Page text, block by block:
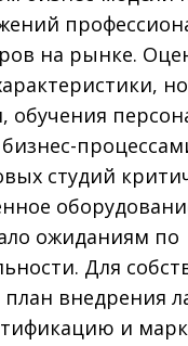
на рынке.
обучения
студий
ожиданиям по
Для
план внедрения
и